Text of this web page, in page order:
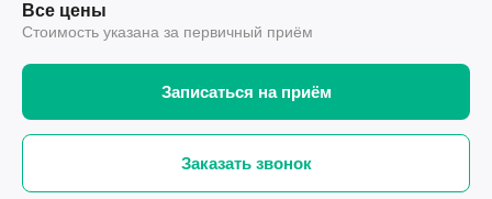
Все цены
Стоимость указана за первичный приём
Записаться на приём
Заказать звонок